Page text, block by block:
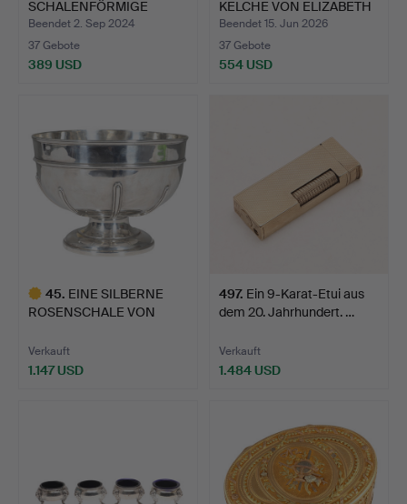
SCHALENFÖRMIGE
SCHALEN V…
Beendet 2. Sep 2024
37 Gebote
389 USD
KELCHE VON ELIZABETH
II.
Beendet 15. Jun 2026
37 Gebote
554 USD
45. EINE SILBERNE
ROSENSCHALE VON
Verkauft
1.147 USD
497. Ein 9-Karat-Etui aus
dem 20. Jahrhundert. …
Verkauft
1.484 USD